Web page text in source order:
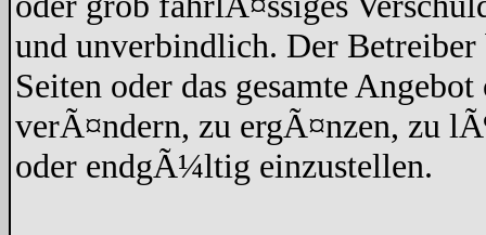
und unverbindlich. Der
Seiten oder das gesamte
verÃ¤ndern, zu ergÃ¤nzen, zu
oder endgÃ¼ltig einzustellen.